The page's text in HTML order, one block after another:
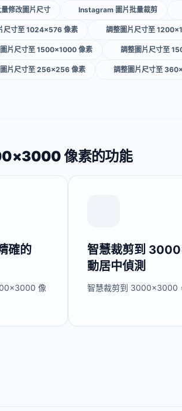
修改圖片尺寸 Instagram 圖片批量裁剪
尺寸至 1024×576 像素 調整圖片尺寸至
片尺寸至 1500×1000 像素 調整圖片尺寸至
片尺寸至 256×256 像素 調整圖片尺寸至
像素的功能
確的
像
智慧裁剪到
動居中偵測
智慧裁剪到 3000×3000